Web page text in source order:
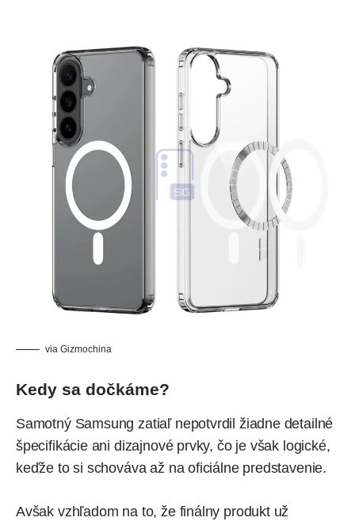
via Gizmochina
Kedy sa dočkáme?
Samotný Samsung zatiaľ nepotvrdil žiadne detailné
špecifikácie ani dizajnové prvky, čo je však logické,
keďže to si schováva až na oficiálne predstavenie.
Avšak vzhľadom na to, že finálny produkt už